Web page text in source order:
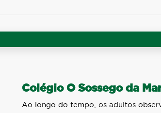
Colégio O Sossego da
Ao longo do tempo, os adultos